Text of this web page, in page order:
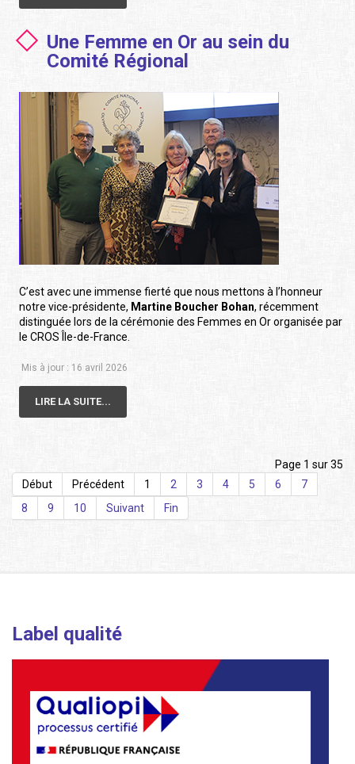
Une Femme en Or au sein du
Comité Régional
C’est avec une immense fierté que nous mettons à l’honneur
notre vice-présidente, Martine Boucher Bohan, récemment
distinguée lors de la cérémonie des Femmes en Or organisée par
le CROS Île-de-France.
Mis à jour : 16 avril 2026
LIRE LA SUITE...
Page 1 sur 35
Début
Précédent 1 2 3 4 5 6
7
8
9 10 Suivant Fin
Label qualité